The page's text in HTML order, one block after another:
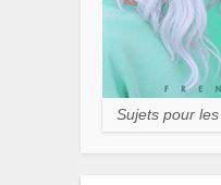
Sujets pour les